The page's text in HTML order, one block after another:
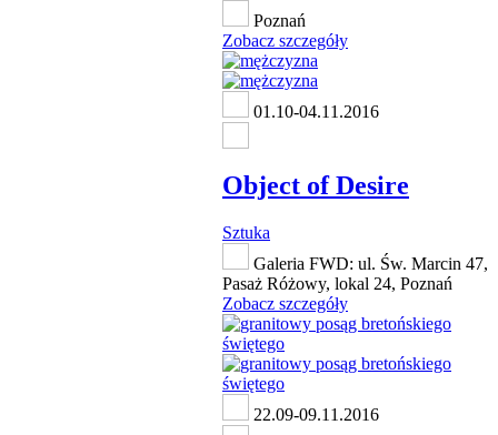
Poznań
Zobacz szczegóły
01.10-04.11.2016
Object of Desire
Sztuka
Galeria FWD: ul. Św. Marcin 47,
Pasaż Różowy, lokal 24, Poznań
Zobacz szczegóły
22.09-09.11.2016